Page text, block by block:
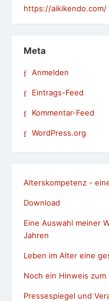
https://aikikendo.com/
Meta
Anmelden
Eintrags-Feed
Kommentar-Feed
WordPress.org
Alterskompetenz -
Download
Eine Auswahl meiner
Jahren
Leben im Alter eine
Noch ein Hinweis zum
Pressespiegel und